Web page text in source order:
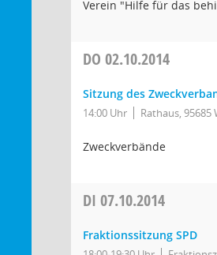
Verein "Hilfe für das
DO 02.10.2014
Sitzung des
14:00 Uhr Rathaus,
Zweckverbände
DI 07.10.2014
Fraktionssitzung SPD